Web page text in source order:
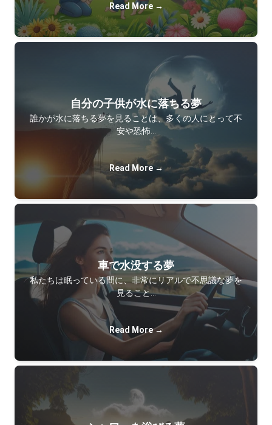
Read More →
自分の子供が水に落ちる夢
誰かが水に落ちる夢を見ることは、多くの人にとって不
安や恐怖…
Read More →
車で水没する夢
私たちは眠っている間に、非常にリアルで不思議な夢を
見ること…
Read More →